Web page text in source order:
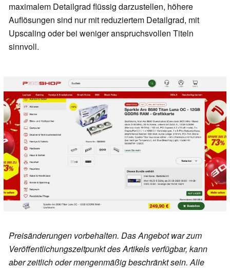
maximalem Detailgrad flüssig darzustellen, höhere
Auflösungen sind nur mit reduziertem Detailgrad, mit
Upscaling oder bei weniger anspruchsvollen Titeln
sinnvoll.
Preisänderungen vorbehalten. Das Angebot war zum
Veröffentlichungszeitpunkt des Artikels verfügbar, kann
aber zeitlich oder mengenmäßig beschränkt sein. Alle